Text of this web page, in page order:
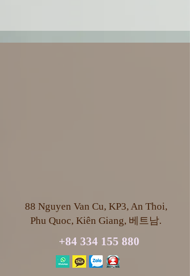
88 Nguyen Van Cu, KP3, An Thoi,
Phu Quoc, Kiên Giang, 베트남.
+84 334 155 880